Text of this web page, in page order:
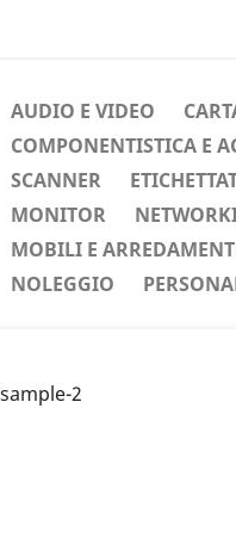
AUDIO E VIDEO
COMPONENTISTICA E
SCANNER
MONITOR
MOBILI E
NOLEGGIO